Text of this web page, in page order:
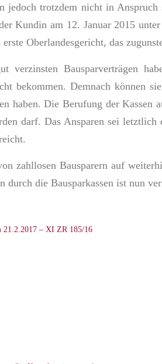
jedoch trotzdem nicht in
Kundin am 12. Januar 2015
Oberlandesgericht, das
Bausparverträgen
bekommen. Demnach können
haben. Die Berufung der
darf. Das Ansparen sei
zahllosen Bausparern auf
die Bausparkassen ist nun
21.2.2017 – XI ZR 185/16